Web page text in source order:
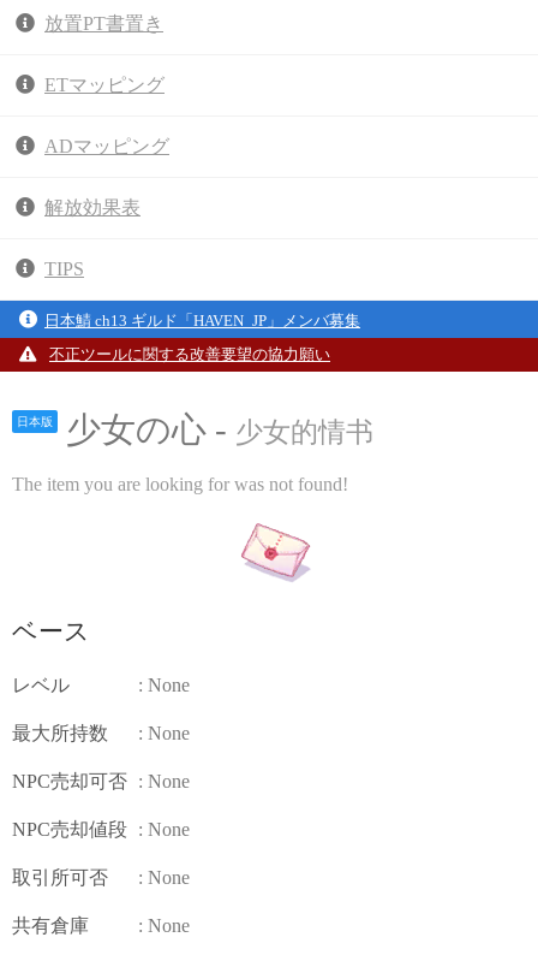
放置PT書置き
ETマッピング
ADマッピング
解放効果表
TIPS
日本鯖 ch13 ギルド「HAVEN_JP」メンバ募集
不正ツールに関する改善要望の協力願い
日本版 少女の心 - 少女的情书
The item you are looking for was not found!
ベース
レベル : None
最大所持数 : None
NPC売却可否 : None
NPC売却値段 : None
取引所可否 : None
共有倉庫 : None